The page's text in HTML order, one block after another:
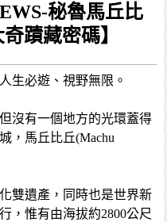
秘魯馬丘比
蹟藏密碼】
生必遊、視野無限。
沒有一個地方的光環蓋得
，馬丘比丘(Machu
雙遺產，同時也是世界新
，惟有由海拔約2800公尺